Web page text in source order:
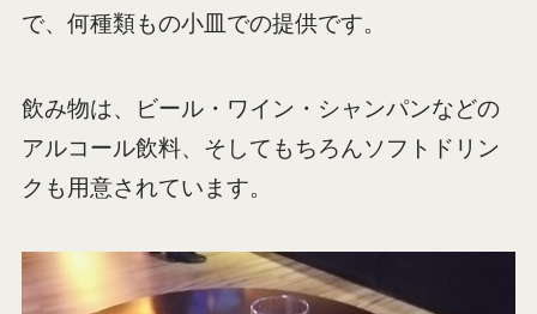
で、何種類もの小皿での提供です。
飲み物は、ビール・ワイン・シャンパンなどの
アルコール飲料、そしてもちろんソフトドリン
クも用意されています。